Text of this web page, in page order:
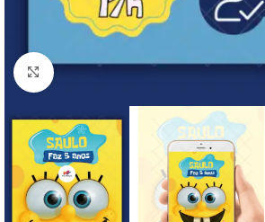
Clique para ampliar